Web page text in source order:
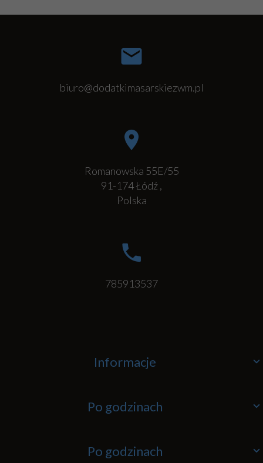
biuro@dodatkimasarskiezwm.pl
Romanowska 55E/55
91-174Łódź,
Polska
785913537
Informacje
Po godzinach
Po godzinach